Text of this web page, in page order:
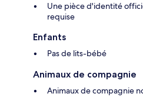
Une pièce d'identité
requise
Enfants
Pas de lits-bébé
Animaux de compagnie
Animaux de compagnie